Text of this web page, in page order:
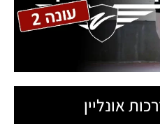
אונליין